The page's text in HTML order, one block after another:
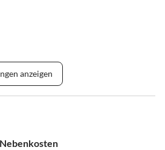
anzeigen